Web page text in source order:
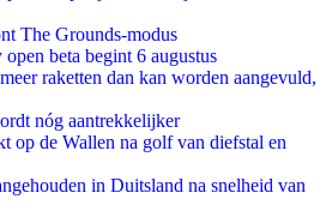
The Grounds-modus
beta begint 6 augustus
raketten dan kan worden aangevuld,
nóg aantrekkelijker
op de Wallen na golf van diefstal en
in Duitsland na snelheid van